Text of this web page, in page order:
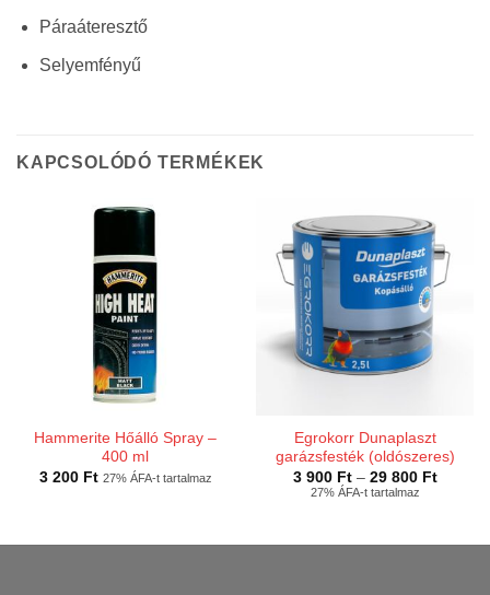
Páraáteresztő
Selyemfényű
KAPCSOLÓDÓ TERMÉKEK
Hammerite Hőálló Spray –
400 ml
3 200 Ft 27% ÁFA-t tartalmaz
Egrokorr Dunaplaszt
garázsfesték (oldószeres)
3 900 Ft – 29 800 Ft
800 Ft
27% ÁFA-t tartalmaz